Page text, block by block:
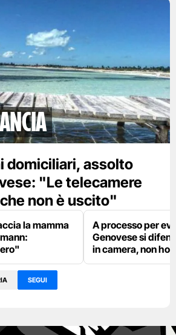
domiciliari, assolto
"Le telecamere
non è uscito"
la mamma
A processo per
Genovese si
in camera, non ho
SEGUI